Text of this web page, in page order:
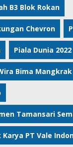
B3 Blok Rokan
Chevron
Piala Dunia 2022
Bima Mangkrak
Tamansari
PT Vale